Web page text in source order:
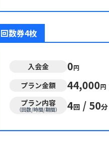
回数券4枚
入会金 0円
プラン金額 44,000円
プラン内容
（回数/時間/期間） 4回 / 50分